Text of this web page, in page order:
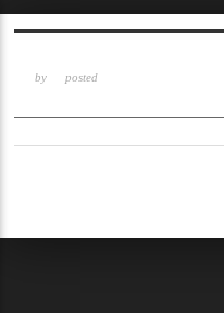
by posted
Sketchbook5,
Sketchbook5,